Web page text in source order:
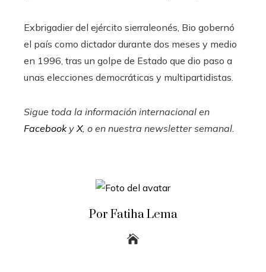
Exbrigadier del ejército sierraleonés, Bio gobernó
el país como dictador durante dos meses y medio
en 1996, tras un golpe de Estado que dio paso a
unas elecciones democráticas y multipartidistas.
Sigue toda la información internacional en
Facebooky X, o en nuestra newsletter semanal
Por Fatiha Lema